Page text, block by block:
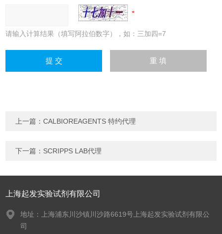
请输入计算结果（填写阿拉伯数字），如：三加四=7
上一篇：CALBIOREAGENTS 特约代理
下一篇： SCRIPPS LAB代理
上海起发实验试剂有限公司
地址：上海浦东川沙镇川沙路6619号上海起发实验试剂有限公
司